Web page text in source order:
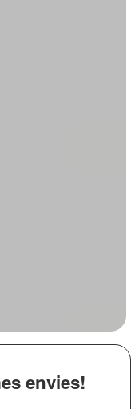
envies!